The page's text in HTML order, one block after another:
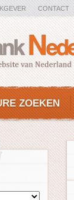
CONTACT
ZOEKEN